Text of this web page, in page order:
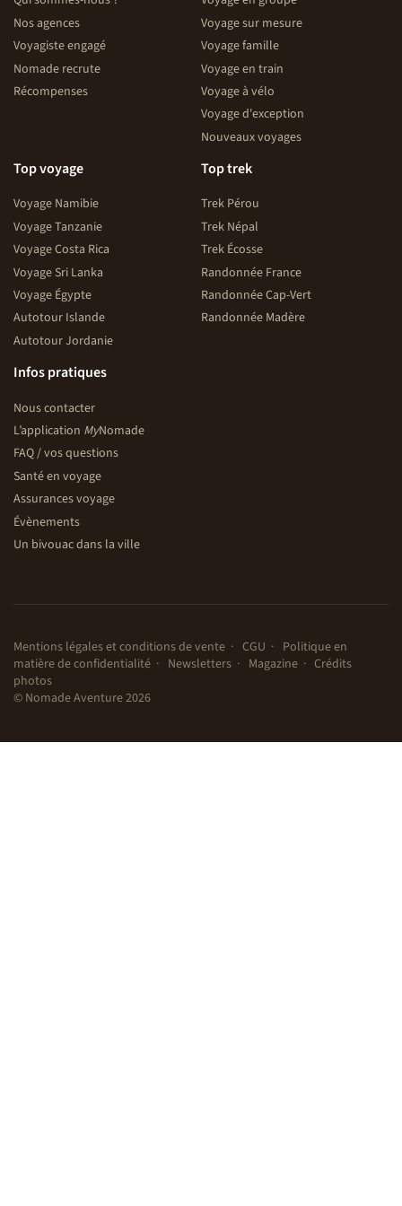
Il s'agit d'un voyage croisière en catamaran, vous
naviguez en général en journée (sauf pour la première
nuit (car il y a 11h de navigation) ce qui nous permet
d'être aux îles Grenadines pour le J2), les personnes qui
sont sujettes au mal de mer de s'adapter beaucoup plus
facilement et rapidement. Pensez tout de même au
médicament type "mercalm" qui permet d'aider
l'adaptation au mal de mer. Il y a certains jours plusieurs
heures de navigation, ca peut agiter (un peu) entre deux
Nos agences
Voyagiste engagé
Nomade recrute
Récompenses
Voyage sur mesure
Voyage famille
Voyage en train
Voyage à vélo
Voyage d'exception
Nouveaux voyages
Top voyage
Voyage Namibie
Voyage Tanzanie
Voyage Costa Rica
Voyage Sri Lanka
Voyage Égypte
Autotour Islande
Autotour Jordanie
Top trek
Trek Pérou
Trek Népal
Trek Écosse
Randonnée France
Randonnée Cap-Vert
Randonnée Madère
Infos pratiques
Nous contacter
L’application MyNomade
FAQ / vos questions
Santé en voyage
Assurances voyage
Évènements
Un bivouac dans la ville
Mentions légales et conditions de vente CGU
Politique en
matière de confidentialité
Newsletters Magazine
Crédits
photos
© Nomade Aventure 2026